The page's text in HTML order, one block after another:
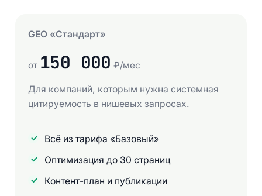
GEO «Стандарт»
от 150 000 ₽/мес
Для компаний, которым нужна системная
цитируемость в нишевых запросах.
Всё из тарифа «Базовый»
Оптимизация до 30 страниц
Контент-план и публикации